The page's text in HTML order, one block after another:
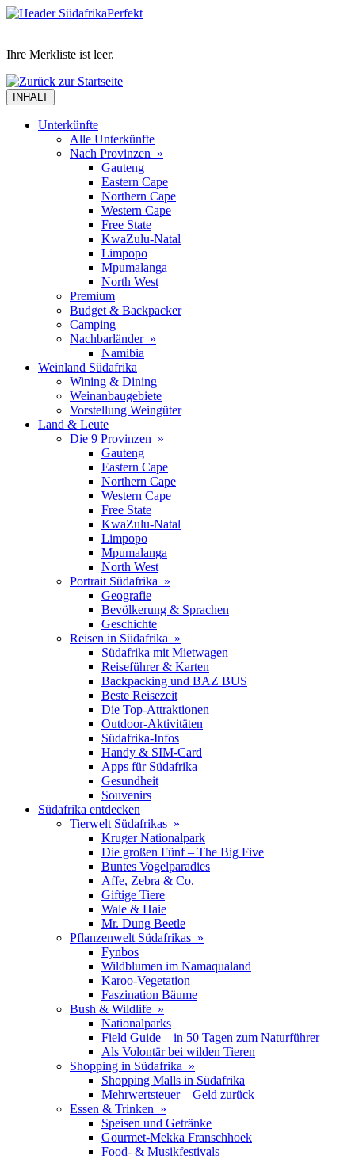
Ihre Merkliste ist leer.
INHALT
Unterkünfte
Alle Unterkünfte
Nach Provinzen »
Gauteng
Eastern Cape
Northern Cape
Western Cape
Free State
KwaZulu-Natal
Limpopo
Mpumalanga
North West
Premium
Budget & Backpacker
Camping
Nachbarländer »
Namibia
Weinland Südafrika
Wining & Dining
Weinanbaugebiete
Vorstellung Weingüter
Land & Leute
Die 9 Provinzen »
Gauteng
Eastern Cape
Northern Cape
Western Cape
Free State
KwaZulu-Natal
Limpopo
Mpumalanga
North West
Portrait Südafrika »
Geografie
Bevölkerung & Sprachen
Geschichte
Reisen in Südafrika »
Südafrika mit Mietwagen
Reiseführer & Karten
Backpacking und BAZ BUS
Beste Reisezeit
Die Top-Attraktionen
Outdoor-Aktivitäten
Südafrika-Infos
Handy & SIM-Card
Apps für Südafrika
Gesundheit
Souvenirs
Südafrika entdecken
Tierwelt Südafrikas »
Kruger Nationalpark
Die großen Fünf – The Big Five
Buntes Vogelparadies
Affe, Zebra & Co.
Giftige Tiere
Wale & Haie
Mr. Dung Beetle
Pflanzenwelt Südafrikas »
Fynbos
Wildblumen im Namaqualand
Karoo-Vegetation
Faszination Bäume
Bush & Wildlife »
Nationalparks
Field Guide – in 50 Tagen zum Naturführer
Als Volontär bei wilden Tieren
Shopping in Südafrika »
Shopping Malls in Südafrika
Mehrwertsteuer – Geld zurück
Essen & Trinken »
Speisen und Getränke
Gourmet-Mekka Franschhoek
Food- & Musikfestivals